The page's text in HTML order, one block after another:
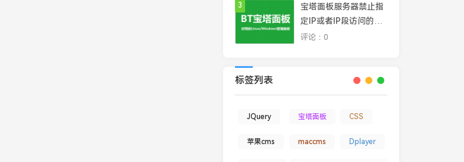
3
宝塔面板服务器禁止指
定IP或者IP段访问的几
种常见方法
评论：0
标签列表
JQuery 宝塔面板 CSS
苹果cms maccms Dplayer